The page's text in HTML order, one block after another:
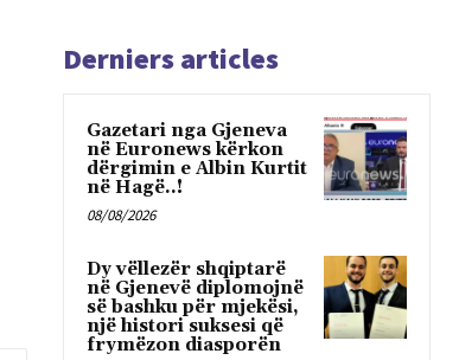
Derniers articles
Gazetari nga Gjeneva
në Euronews kërkon
dërgimin e Albin Kurtit
në Hagë..!
08/08/2026
Dy vëllezër shqiptarë
në Gjenevë diplomojnë
së bashku për mjekësi,
një histori suksesi që
frymëzon diasporën